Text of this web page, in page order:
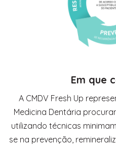
Em que
A CMDV Fresh Up
Medicina Dentária
utilizando técnicas
se na prevenção,